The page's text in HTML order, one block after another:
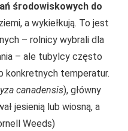
środowiskowych do
a wykiełkują. To jest
– rolnicy wybrali dla
– ale tubylcy często
konkretnych temperatur.
canadensis), główny
jesienią lub wiosną, a
Weeds)